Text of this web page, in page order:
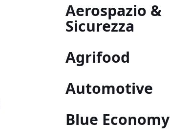
Aerospazio &
Sicurezza
Agrifood
Automotive
Blue Economy